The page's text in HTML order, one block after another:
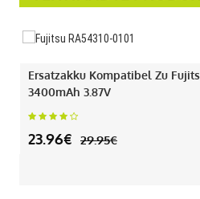
Ersatzakku Kompatibel Zu
3400mAh 3.87V
23.96€ 29.95€